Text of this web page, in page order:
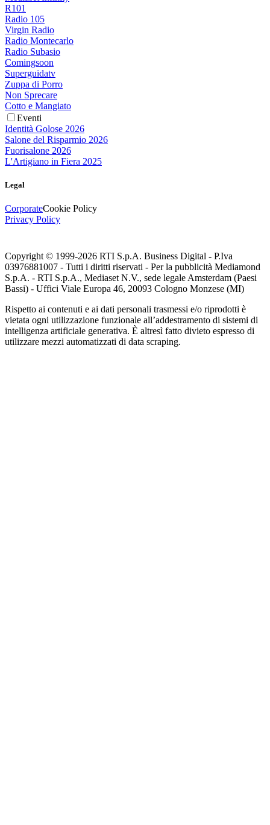
R101
Radio 105
Virgin Radio
Radio Montecarlo
Radio Subasio
Comingsoon
Superguidatv
Zuppa di Porro
Non Sprecare
Cotto e Mangiato
Eventi
Identità Golose 2026
Salone del Risparmio 2026
Fuorisalone 2026
L'Artigiano in Fiera 2025
Legal
CorporateCookie Policy
Privacy Policy
Copyright © 1999-2026 RTI S.p.A. Business Digital - P.Iva
03976881007 - Tutti i diritti riservati - Per la pubblicità Mediamond
S.p.A. - RTI S.p.A., Mediaset N.V., sede legale Amsterdam (Paesi
Bassi) - Uffici Viale Europa 46, 20093 Cologno Monzese (MI)
Rispetto ai contenuti e ai dati personali trasmessi e/o riprodotti è
vietata ogni utilizzazione funzionale all’addestramento di sistemi di
intelligenza artificiale generativa. È altresì fatto divieto espresso di
utilizzare mezzi automatizzati di data scraping.